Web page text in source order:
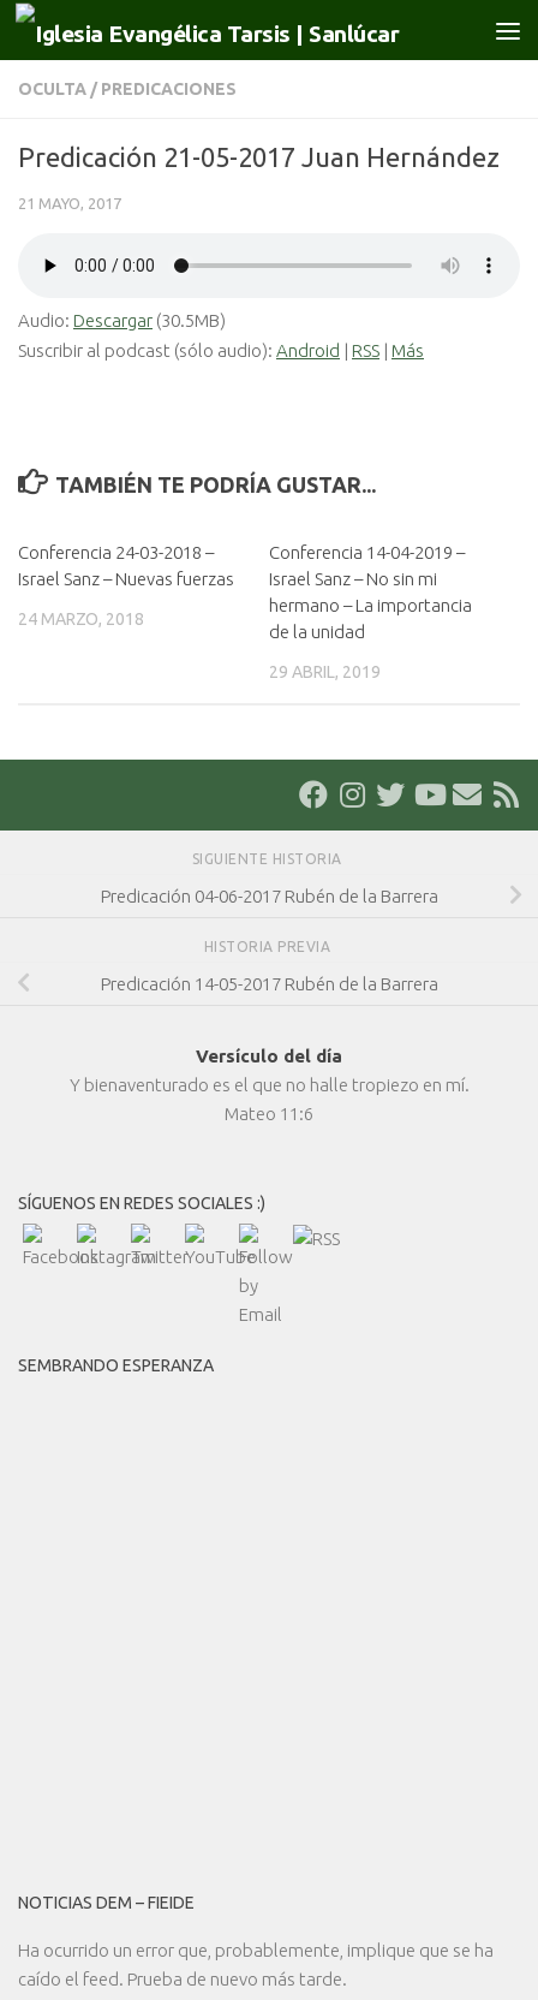
Saltar al contenido
OCULTA / PREDICACIONES
Predicación 21-05-2017 Juan Hernández
21 MAYO, 2017
Audio: Descargar (30.5MB)
Suscribir al podcast (sólo audio): Android | RSS | Más
TAMBIÉN TE PODRÍA GUSTAR...
Conferencia 24-03-2018 –
Israel Sanz – Nuevas fuerzas
24 MARZO, 2018
Conferencia 14-04-2019 –
Israel Sanz – No sin mi
hermano – La importancia
de la unidad
29 ABRIL, 2019
SIGUIENTE HISTORIA
Predicación 04-06-2017 Rubén de la Barrera
HISTORIA PREVIA
Predicación 14-05-2017 Rubén de la Barrera
Versículo del día
Y bienaventurado es el que no halle tropiezo en mí.
Mateo 11:6
SÍGUENOS EN REDES SOCIALES :)
SEMBRANDO ESPERANZA
NOTICIAS DEM – FIEIDE
Ha ocurrido un error que, probablemente, implique que se ha
caído el feed. Prueba de nuevo más tarde.